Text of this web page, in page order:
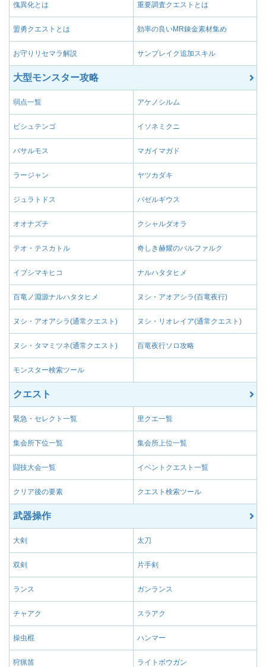
傀異化とは 重要調査クエストとは
盟勇クエストとは 効率の良いMR錬金素材集め
お守りリセマラ解説 サンブレイク追加スキル
大型モンスター攻略
弱点一覧 アケノシルム
ビシュテンゴ イソネミクニ
バサルモス マガイマガド
ラージャン ヤツカダキ
ジュラトドス バゼルギウス
オオナズチ クシャルダオラ
テオ・テスカトル 奇しき赫耀のバルファルク
イブシマキヒコ ナルハタタヒメ
百竜ノ淵源ナルハタタヒメ ヌシ・アオアシラ(百竜夜行)
ヌシ・アオアシラ(通常クエスト) ヌシ・リオレイア(通常クエスト)
ヌシ・タマミツネ(通常クエスト) 百竜夜行ソロ攻略
モンスター検索ツール
クエスト
緊急・セレクト一覧 里クエ一覧
集会所下位一覧 集会所上位一覧
闘技大会一覧 イベントクエスト一覧
クリア後の要素 クエスト検索ツール
武器操作
大剣 太刀
双剣 片手剣
ランス ガンランス
チャアク スラアク
操虫棍 ハンマー
狩猟笛 ライトボウガン